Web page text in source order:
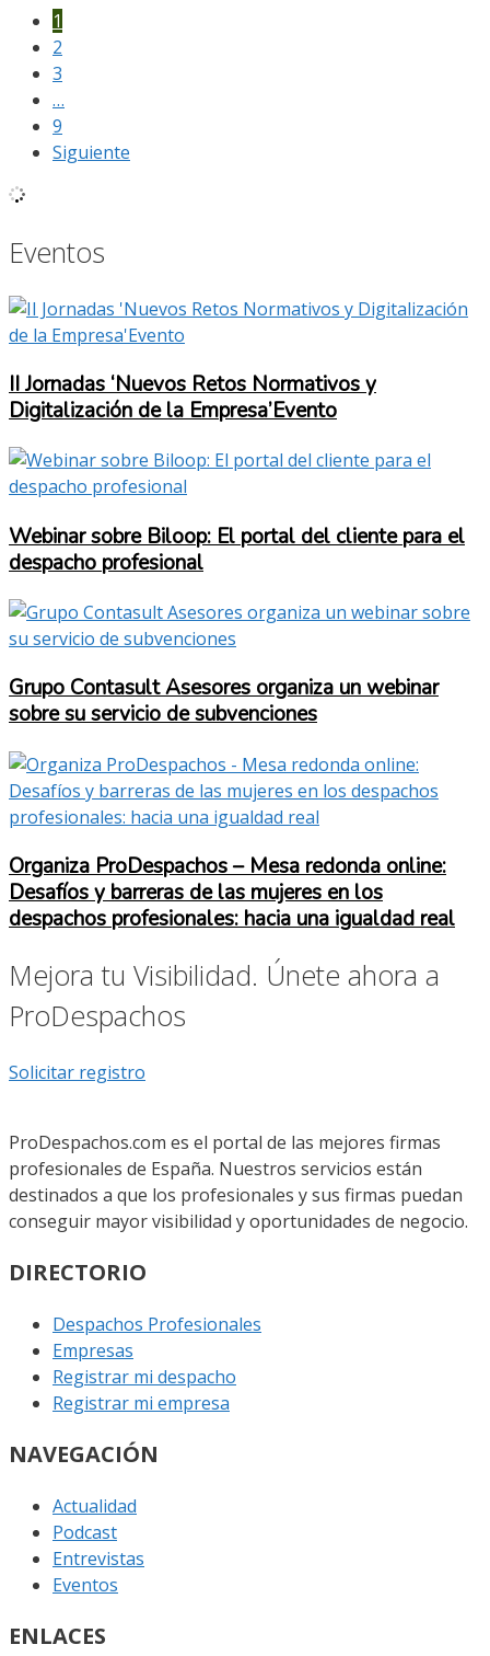
1
2
3
…
9
Siguiente
Eventos
II Jornadas ‘Nuevos Retos Normativos y
Digitalización de la Empresa’Evento
Webinar sobre Biloop: El portal del cliente para el
despacho profesional
Grupo Contasult Asesores organiza un webinar
sobre su servicio de subvenciones
Organiza ProDespachos – Mesa redonda online:
Desafíos y barreras de las mujeres en los
despachos profesionales: hacia una igualdad real
Mejora tu Visibilidad. Únete ahora a
ProDespachos
Solicitar registro
ProDespachos.com es el portal de las mejores firmas
profesionales de España. Nuestros servicios están
destinados a que los profesionales y sus firmas puedan
conseguir mayor visibilidad y oportunidades de negocio.
DIRECTORIO
Despachos Profesionales
Empresas
Registrar mi despacho
Registrar mi empresa
NAVEGACIÓN
Actualidad
Podcast
Entrevistas
Eventos
ENLACES